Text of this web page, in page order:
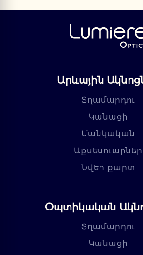
Արևային
Տղամարդու
Կանացի
Մանկական
Աքսեսուարներ
Նվեր քարտ
Օպտիկական
Տղամարդու
Կանացի